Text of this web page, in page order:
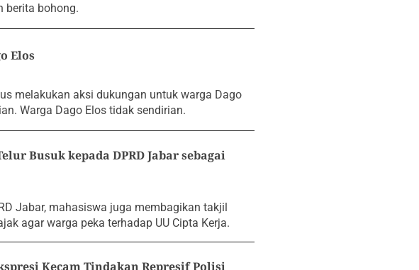
berita bohong.
Elos
melakukan aksi dukungan untuk warga Dago
Warga Dago Elos tidak sendirian.
Busuk kepada DPRD Jabar sebagai
Jabar, mahasiswa juga membagikan takjil
agar warga peka terhadap UU Cipta Kerja.
Kecam Tindakan Represif Polisi